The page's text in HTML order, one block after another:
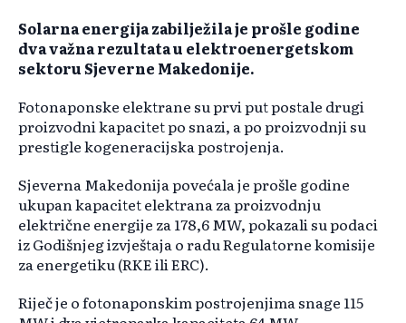
Solarna energija zabilježila je prošle godine
dva važna rezultata u elektroenergetskom
sektoru Sjeverne Makedonije.
Fotonaponske elektrane su prvi put postale drugi
proizvodni kapacitet po snazi, a po proizvodnji su
prestigle kogeneracijska postrojenja.
Sjeverna Makedonija povećala je prošle godine
ukupan kapacitet elektrana za proizvodnju
električne energije za 178,6 MW, pokazali su podaci
iz Godišnjeg izvještaja o radu Regulatorne komisije
za energetiku (RKE ili ERC).
Riječ je o fotonaponskim postrojenjima snage 115